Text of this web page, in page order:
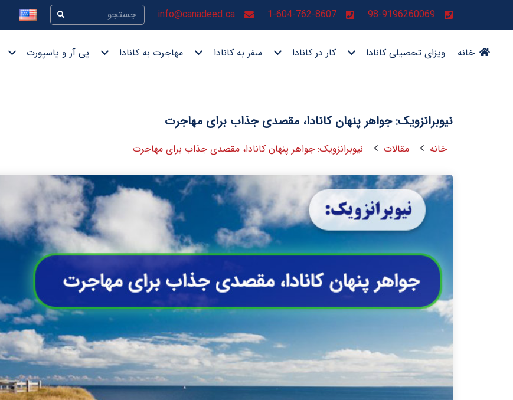
98-9196260069
1-604-762-8607
info@canadeed.ca
خانه ویزای تحصیلی کانادا کار در کانادا سفر به کانادا مهاجرت به کانادا پی آر و پاسپورت
نیوبرانزویک: جواهر پنهان کانادا، مقصدی جذاب برای مهاجرت
خانه مقالات نیوبرانزویک: جواهر پنهان کانادا، مقصدی جذاب برای مهاجرت